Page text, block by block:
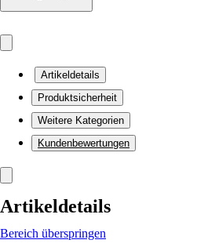
Artikeldetails
Produktsicherheit
Weitere Kategorien
Kundenbewertungen
Artikeldetails
Bereich überspringen